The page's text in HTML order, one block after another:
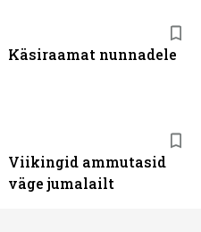
Käsiraamat nunnadele
Viikingid ammutasid
väge jumalailt